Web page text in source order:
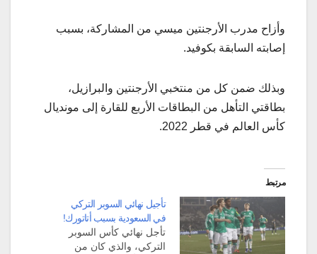
وأزاح مدرب الأرجنتين ميسي من المشاركة، بسبب
إصابته السابقة بكوفيد.
وبذلك ضمن كل من منتخبي الأرجنتين والبرازيل،
بطاقتي التأهل من البطاقات الأربع للقارة إلى مونديال
كأس العالم في قطر 2022.
مرتبط
تأجيل نهائي السوبر التركي
في السعودية بسبب أتاتورك!
تأجل نهائي كأس السوبر
التركي، والذي كان من